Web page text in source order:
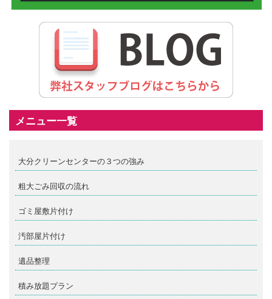
メニュー一覧
大分クリーンセンターの３つの強み
粗大ごみ回収の流れ
ゴミ屋敷片付け
汚部屋片付け
遺品整理
積み放題プラン